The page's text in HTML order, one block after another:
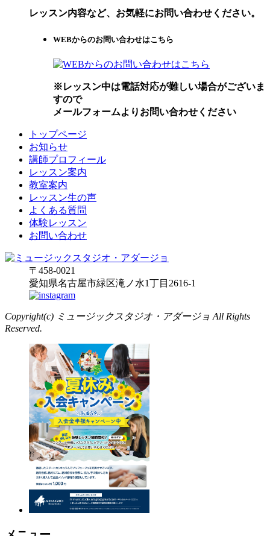
レッスン内容など、お気軽にお問い合わせください。
WEBからのお問い合わせはこちら
※レッスン中は電話対応が難しい場合がございま
すので
メールフォームよりお問い合わせください
トップページ
お知らせ
講師プロフィール
レッスン案内
教室案内
レッスン生の声
よくある質問
体験レッスン
お問い合わせ
〒458-0021
愛知県名古屋市緑区滝ノ水1丁目2616-1
Copyright(c) ミュージックスタジオ・アダージョ All Rights
Reserved.